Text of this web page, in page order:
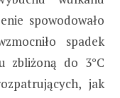
spowodowało
spadek
zbliżoną do 3°C
jak